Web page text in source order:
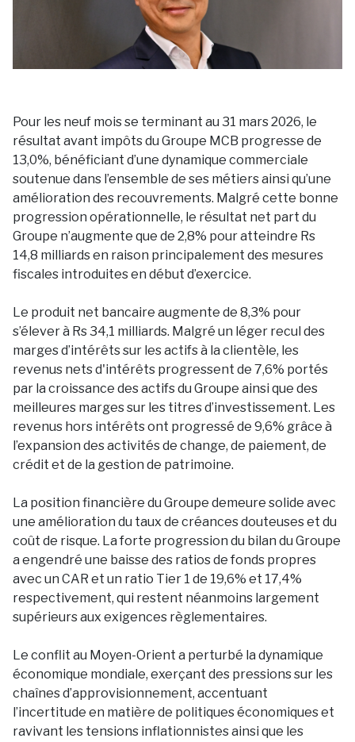
Pour les neuf mois se terminant au 31 mars 2026, le
résultat avant impôts du Groupe MCB progresse de
13,0%, bénéficiant d’une dynamique commerciale
soutenue dans l’ensemble de ses métiers ainsi qu’une
amélioration des recouvrements. Malgré cette bonne
progression opérationnelle, le résultat net part du
Groupe n’augmente que de 2,8% pour atteindre Rs
14,8 milliards en raison principalement des mesures
fiscales introduites en début d’exercice.
Le produit net bancaire augmente de 8,3% pour
s’élever à Rs 34,1 milliards. Malgré un léger recul des
marges d’intérêts sur les actifs à la clientèle, les
revenus nets d'intérêts progressent de 7,6% portés
par la croissance des actifs du Groupe ainsi que des
meilleures marges sur les titres d’investissement. Les
revenus hors intérêts ont progressé de 9,6% grâce à
l’expansion des activités de change, de paiement, de
crédit et de la gestion de patrimoine.
La position financière du Groupe demeure solide avec
une amélioration du taux de créances douteuses et du
coût de risque. La forte progression du bilan du Groupe
a engendré une baisse des ratios de fonds propres
avec un CAR et un ratio Tier 1 de 19,6% et 17,4%
respectivement, qui restent néanmoins largement
supérieurs aux exigences règlementaires.
Le conflit au Moyen-Orient a perturbé la dynamique
économique mondiale, exerçant des pressions sur les
chaînes d’approvisionnement, accentuant
l’incertitude en matière de politiques économiques et
ravivant les tensions inflationnistes ainsi que les